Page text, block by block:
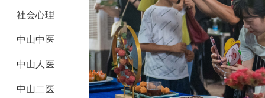
社会心理
中山中医
中山人医
中山二医